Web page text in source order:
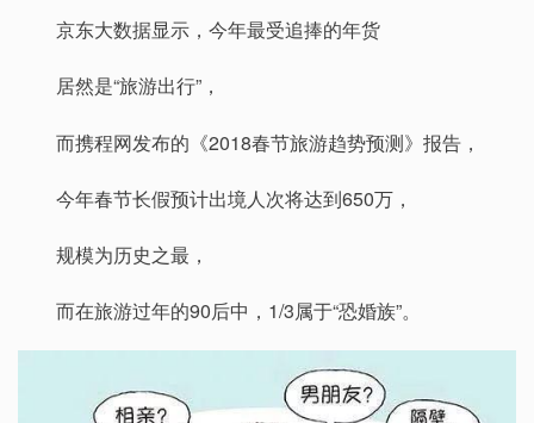
京东大数据显示，今年最受追捧的年货
居然是“旅游出行”，
而携程网发布的《2018春节旅游趋势预测》报告，
今年春节长假预计出境人次将达到650万，
规模为历史之最，
而在旅游过年的90后中，1/3属于“恐婚族”。